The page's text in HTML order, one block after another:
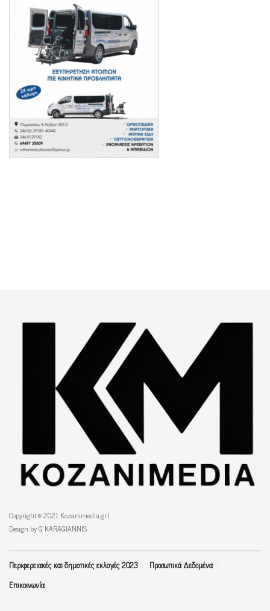
Copyright © 2021 Kozanimedia.gr |
Design by G KARAGIANNIS
Περιφερειακές και δημοτικές εκλογές 2023
Προσωπικά Δεδομένα
Επικοινωνία